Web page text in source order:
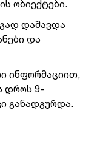
ობიექტები.
დაშავდა
და
ინფორმაციით,
დროს 9-
განადგურდა.